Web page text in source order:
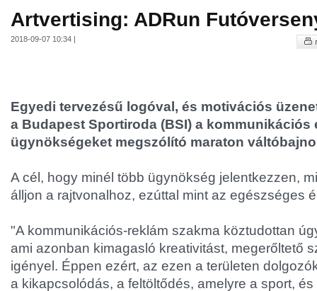
Artvertising: ADRun
2018-09-07 10:34 |
Egyedi tervezésű logóval, és motivációs
a Budapest Sportiroda (BSI) a kommunikációs
ügynökségeket megszólító maraton
A cél, hogy minél több ügynökség jelentkezzen,
álljon a rajtvonalhoz, ezúttal mint az egészséges
"A kommunikációs-reklám szakma köztudottan
ami azonban kimagasló kreativitást, megerőltető
igényel. Éppen ezért, az ezen a területen
a kikapcsolódás, a feltöltődés, amelyre a sport,